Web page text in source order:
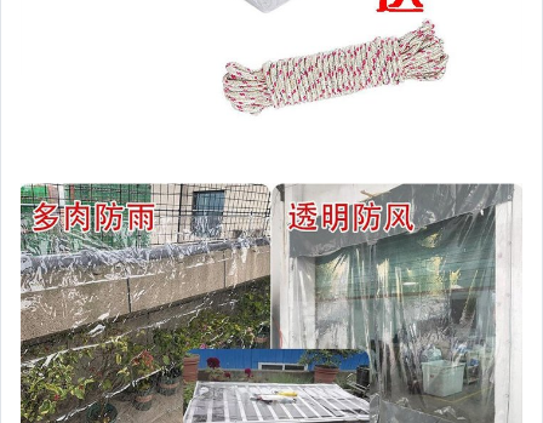
►戶外防水袋
►襪&圍巾&毛帽
►魅力女人
►秤。體重計
►鞋靴收納